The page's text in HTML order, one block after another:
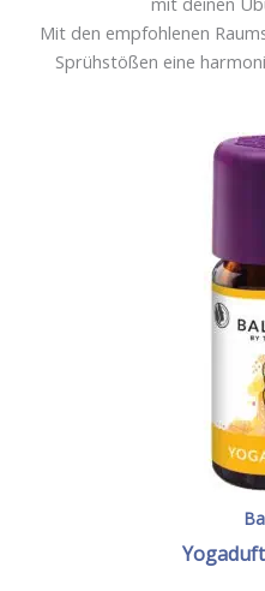
Mit den empfohlenen
Sprühstößen eine